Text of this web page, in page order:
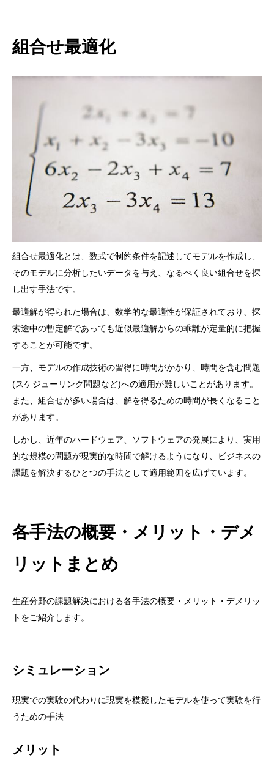
組合せ最適化
組合せ最適化とは、数式で制約条件を記述してモデルを作成し、
そのモデルに分析したいデータを与え、なるべく良い組合せを探
し出す手法です。
最適解が得られた場合は、数学的な最適性が保証されており、探
索途中の暫定解であっても近似最適解からの乖離が定量的に把握
することが可能です。
一方、モデルの作成技術の習得に時間がかかり、時間を含む問題
(スケジューリング問題など)への適用が難しいことがあります。
また、組合せが多い場合は、解を得るための時間が長くなること
があります。
しかし、近年のハードウェア、ソフトウェアの発展により、実用
的な規模の問題が現実的な時間で解けるようになり、ビジネスの
課題を解決するひとつの手法として適用範囲を広げています。
各手法の概要・メリット・デメ
リットまとめ
生産分野の課題解決における各手法の概要・メリット・デメリッ
トをご紹介します。
シミュレーション
現実での実験の代わりに現実を模擬したモデルを使って実験を行
うための手法
メリット